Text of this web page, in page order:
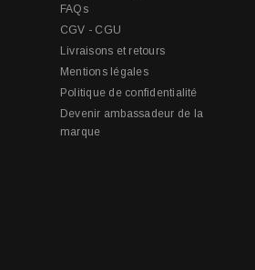
FAQs
CGV - CGU
Livraisons et retours
Mentions légales
Politique de confidentialité
Devenir ambassadeur de la
marque